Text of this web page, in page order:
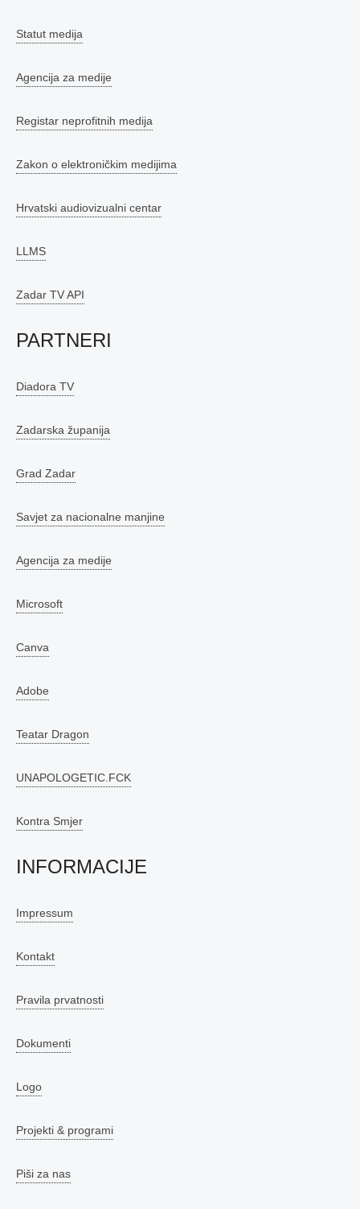
Statut medija
Agencija za medije
Registar neprofitnih medija
Zakon o elektroničkim medijima
Hrvatski audiovizualni centar
LLMS
Zadar TV API
PARTNERI
Diadora TV
Zadarska županija
Grad Zadar
Savjet za nacionalne manjine
Agencija za medije
Microsoft
Canva
Adobe
Teatar Dragon
UNAPOLOGETIC.FCK
Kontra Smjer
INFORMACIJE
Impressum
Kontakt
Pravila prvatnosti
Dokumenti
Logo
Projekti & programi
Piši za nas